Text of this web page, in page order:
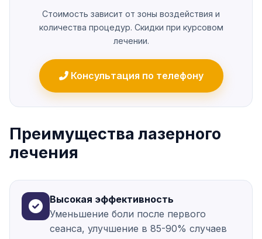
Стоимость зависит от зоны воздействия и
количества процедур. Скидки при курсовом
лечении.
Консультация по телефону
Преимущества лазерного
лечения
Высокая эффективность
Уменьшение боли после первого
сеанса, улучшение в 85-90% случаев